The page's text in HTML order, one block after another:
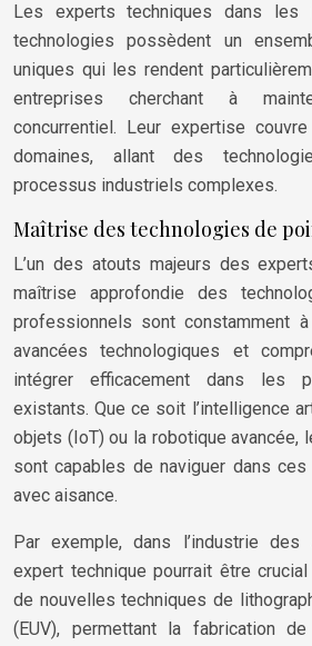
Les experts techniques dans les
technologies possèdent un
uniques qui les rendent
entreprises cherchant à
concurrentiel. Leur expertise
domaines, allant des
processus industriels complexes.
Maîtrise des technologies de
L’un des atouts majeurs des
maîtrise approfondie des
professionnels sont constamment
avancées technologiques et
intégrer efficacement dans les
existants. Que ce soit l’intelligence
objets (IoT) ou la robotique avancée,
sont capables de naviguer dans
avec aisance.
Par exemple, dans l’industrie des
expert technique pourrait être crucial
de nouvelles techniques de
(EUV), permettant la fabrication